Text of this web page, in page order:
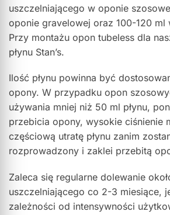
uszczelniającego w oponie
oponie gravelowej oraz 100-120 ml
Przy montażu opon tubeless dla
płynu Stan’s.
Ilość płynu powinna być
opony. W przypadku opon
używania mniej niż 50 ml płynu,
przebicia opony, wysokie ciśnienie
częściową utratę płynu zanim
rozprowadzony i zaklei przebitą
Zaleca się regularne dolewanie
uszczelniającego co 2-3 miesiące,
zależności od intensywności